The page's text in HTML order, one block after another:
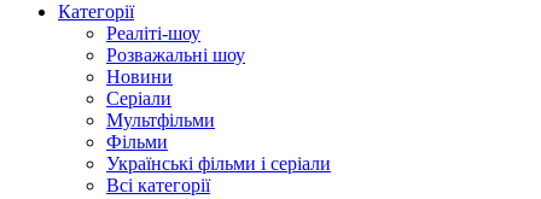
Категорії
Реаліті-шоу
Розважальні шоу
Новини
Серіали
Мультфільми
Фільми
Українські фільми і серіали
Всі категорії